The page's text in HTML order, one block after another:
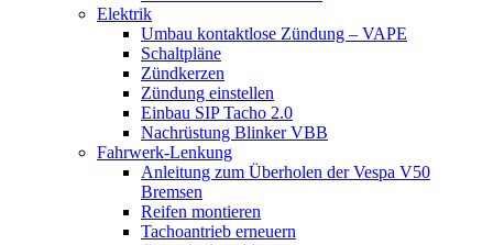
Elektrik
Umbau kontaktlose Zündung – VAPE
Schaltpläne
Zündkerzen
Zündung einstellen
Einbau SIP Tacho 2.0
Nachrüstung Blinker VBB
Fahrwerk-Lenkung
Anleitung zum Überholen der Vespa V50
Bremsen
Reifen montieren
Tachoantrieb erneuern